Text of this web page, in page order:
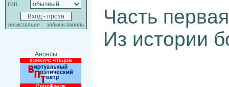
тип:
регистрация забыли пароль
Анонсы
Часть
Из истории